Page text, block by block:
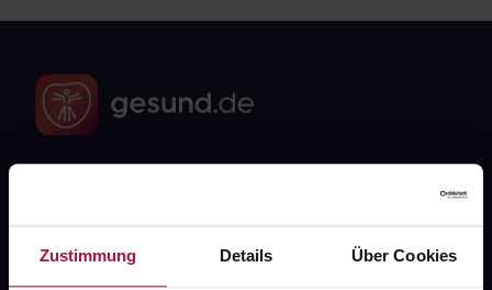
Zustimmung Details Über Cookies
Kontakt